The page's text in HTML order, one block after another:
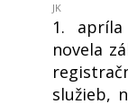
JK
1.
novela
služieb,